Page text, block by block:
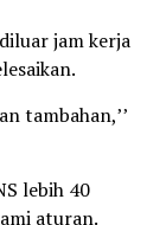
jam kerja
tambahan,’’
lebih 40
aturan.